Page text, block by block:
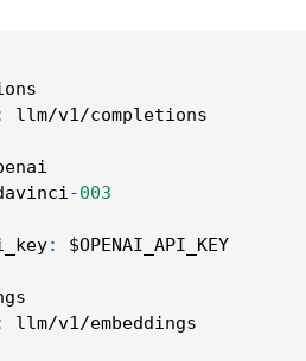
llm/v1/completions
-003
: $OPENAI_API_KEY
llm/v1/embeddings